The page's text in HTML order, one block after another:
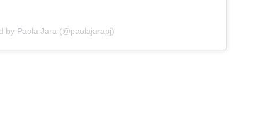
by Paola Jara (@paolajarapj)